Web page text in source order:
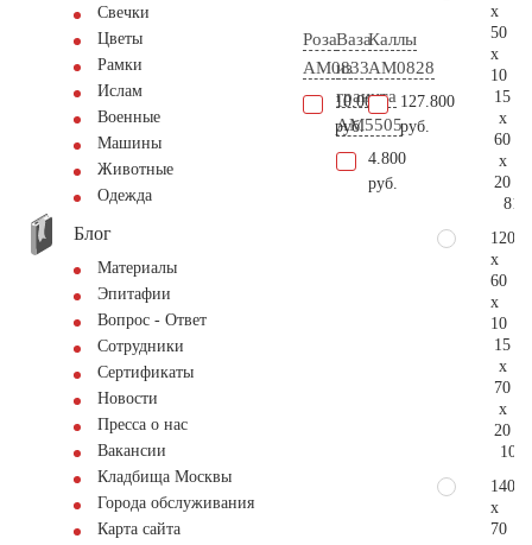
Свечки
Цветы
Рамки
Ислам
Военные
Машины
Животные
Одежда
Блог
Материалы
Эпитафии
Вопрос - Ответ
Сотрудники
Сертификаты
Новости
Пресса о нас
Вакансии
Кладбища Москвы
Города обслуживания
Карта сайта
Роза
AM0833
10.000
руб.
Ваза
из
гранита
AM5505
4.800
руб.
Каллы
AM0828
127.800
руб.
x
50
x
10
15
x
60
x
20
120
x
60
x
10
15
x
70
x
20
140
x
70